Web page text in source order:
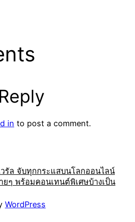
in to post a comment.
วรัล จับทุกกระแสบนโลกออนไลน์
ยๆ พร้อมคอนเทนต์พิเศษบ้างเป็น
WordPress